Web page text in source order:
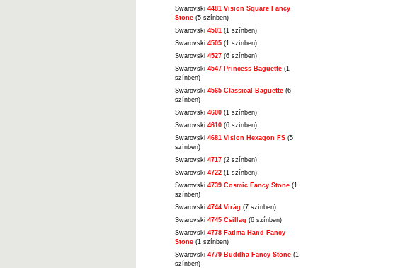
Swarovski 4481 Vision Square Fancy
Stone (5 színben)
Swarovski 4501 (1 színben)
Swarovski 4505 (1 színben)
Swarovski 4527 (6 színben)
Swarovski 4547 Princess Baguette (1
színben)
Swarovski 4565 Classical Baguette (6
színben)
Swarovski 4600 (1 színben)
Swarovski 4610 (6 színben)
Swarovski 4681 Vision Hexagon FS (5
színben)
Swarovski 4717 (2 színben)
Swarovski 4722 (1 színben)
Swarovski 4739 Cosmic Fancy Stone (1
színben)
Swarovski 4744 Virág (7 színben)
Swarovski 4745 Csillag (6 színben)
Swarovski 4778 Fatima Hand Fancy
Stone (1 színben)
Swarovski 4779 Buddha Fancy Stone (1
színben)